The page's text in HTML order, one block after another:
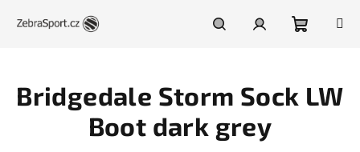
košík
Bridgedale Storm Sock LW
Boot dark grey